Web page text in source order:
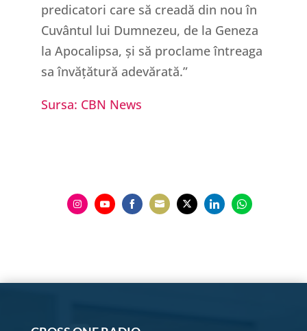
predicatori care să creadă din nou în
Cuvântul lui Dumnezeu, de la Geneza
la Apocalipsa, și să proclame întreaga
sa învățătură adevărată.”
Sursa: CBN News